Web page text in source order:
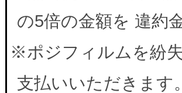
の5倍の金額を 違約
※ポジフィルムを紛
支払いいただきます。